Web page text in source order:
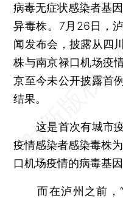
病毒无症状感染者基
异毒株。7月26日，
闻发布会，披露从四
株与南京禄口机场疫
京至今未公开披露首
结果。
这是首次有城市疫
疫情感染者感染毒株
口机场疫情的病毒基
而在泸州之前，“